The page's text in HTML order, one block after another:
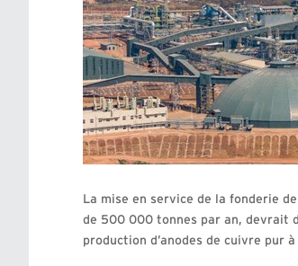
La mise en service de la fonderie
de 500 000 tonnes par an, devrait
production d’anodes de cuivre pur